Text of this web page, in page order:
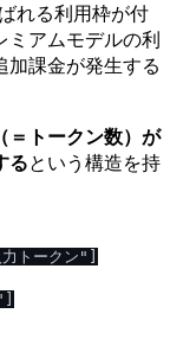
れる利用枠が付
ミアムモデルの利
加課金が発生する
＝トークン数）が
るという構造を持
トークン"]